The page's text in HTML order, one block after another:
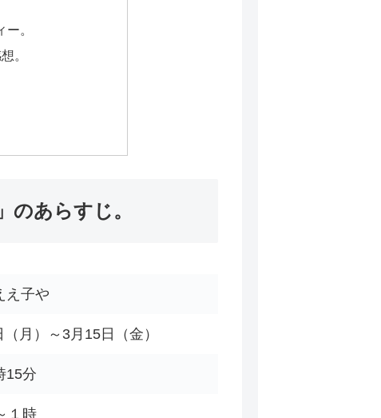
。
。
のあらすじ。
え子や
月）～3月15日（金）
15分
１時